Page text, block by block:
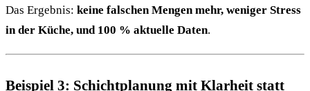
Das Ergebnis: keine falschen Mengen mehr, weniger Stress
in der Küche, und 100 % aktuelle Daten.
Beispiel 3: Schichtplanung mit Klarheit statt